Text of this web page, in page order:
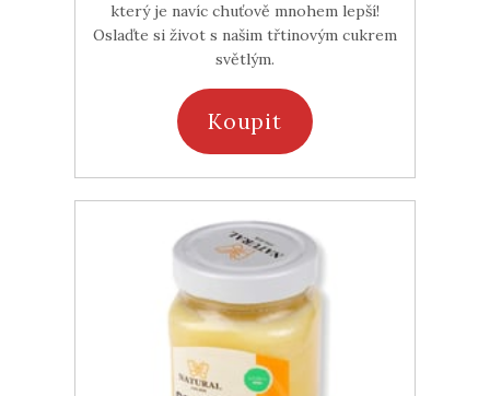
který je navíc chuťově mnohem lepší!
Oslaďte si život s našim třtinovým cukrem
světlým.
Koupit